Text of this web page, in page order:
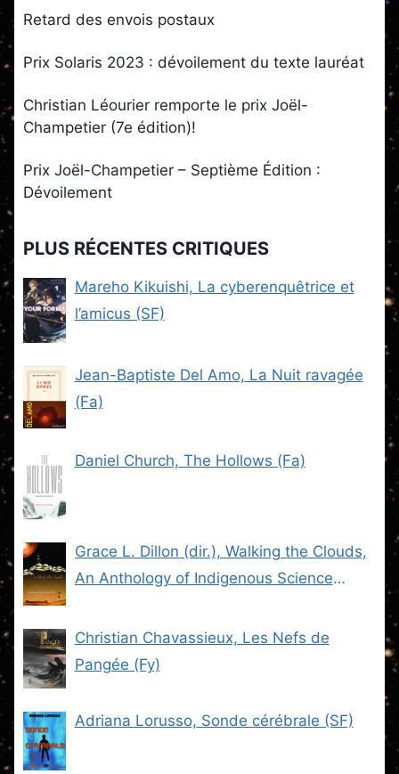
Retard des envois postaux
Prix Solaris 2023 : dévoilement du texte lauréat
Christian Léourier remporte le prix Joël-
Champetier (7e édition)!
Prix Joël-Champetier – Septième Édition :
Dévoilement
PLUS RÉCENTES CRITIQUES
Mareho Kikuishi, La cyberenquêtrice et
l’amicus (SF)
Jean-Baptiste Del Amo, La Nuit ravagée
(Fa)
Daniel Church, The Hollows (Fa)
Grace L. Dillon (dir.), Walking the Clouds,
An Anthology of Indigenous Science
Christian Chavassieux, Les Nefs de
Pangée (Fy)
Adriana Lorusso, Sonde cérébrale (SF)